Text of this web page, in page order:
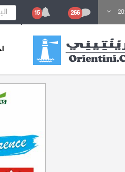
266
15